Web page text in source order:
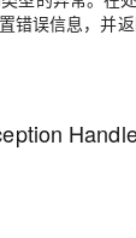
错误信息，并返